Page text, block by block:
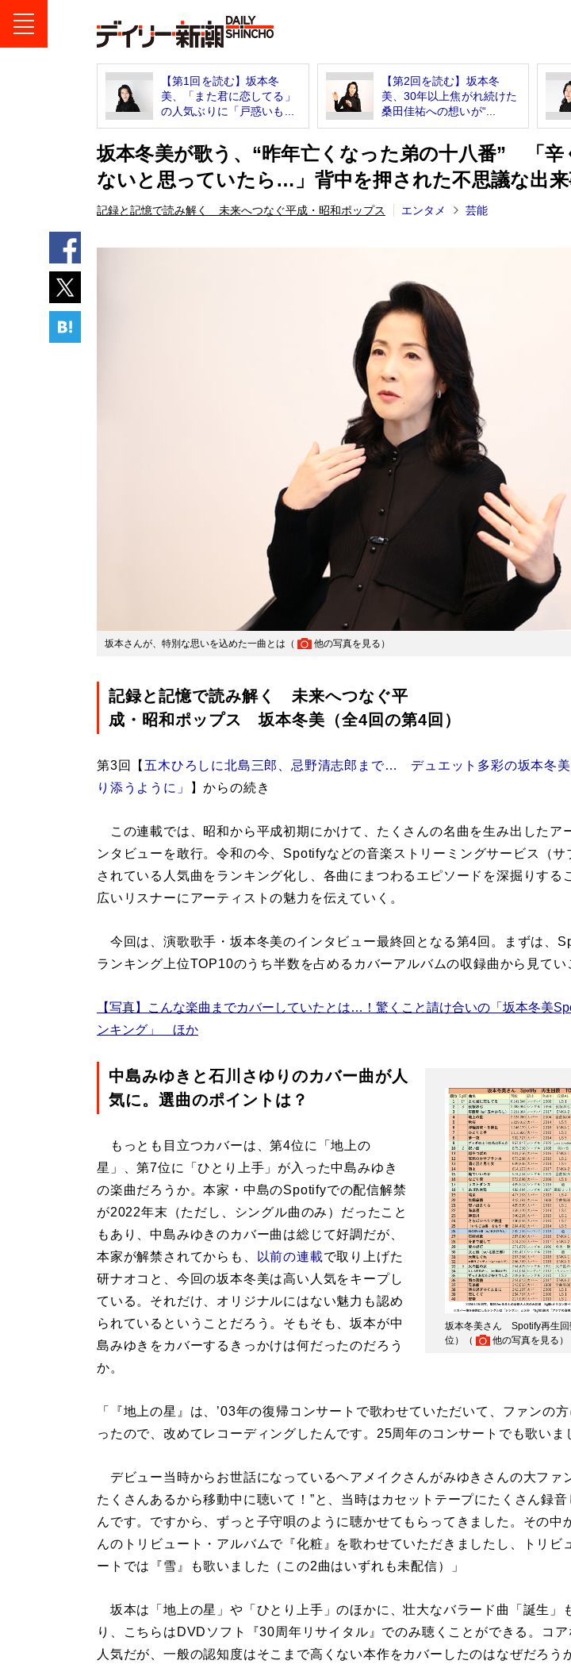
【第1回を読む】坂本冬
美、「また君に恋してる」
の人気ぶりに「戸惑いも...
【第2回を読む】坂本冬
美、30年以上焦がれ続けた
桑田佳祐への想いが“...
坂本冬美が歌う、“昨年亡くなった弟の十八番” 「辛
ないと思っていたら…」背中を押された不思議な出来
記録と記憶で読み解く 未来へつなぐ平成・昭和ポップス エンタメ 芸能
坂本さんが、特別な思いを込めた一曲とは（ 他の写真を見る ）
記録と記憶で読み解く 未来へつなぐ平
成・昭和ポップス 坂本冬美（全4回の第4回）
第3回【 五木ひろしに北島三郎、忌野清志郎まで… デュエット多彩の坂本冬
り添うように」
】からの続き
この連載では、昭和から平成初期にかけて、たくさんの名曲を生み出したア
ンタビューを敢行。令和の今、Spotifyなどの音楽ストリーミングサービス（サ
されている人気曲をランキング化し、各曲にまつわるエピソードを深掘りする
広いリスナーにアーティストの魅力を伝えていく。
今回は、演歌歌手・坂本冬美のインタビュー最終回となる第4回。まずは、
ランキング上位TOP10のうち半数を占めるカバーアルバムの収録曲から見てい
【写真】こんな楽曲までカバーしていたとは…！驚くこと請け合いの「坂本冬美
ンキング」 ほか
坂本冬美さん Spotify再生回
位）（
他の写真を見る ）
中島みゆきと石川さゆりのカバー曲が人
気に。選曲のポイントは？
もっとも目立つカバーは、第4位に「地上の
星」、第7位に「ひとり上手」が入った中島みゆき
の楽曲だろうか。本家・中島のSpotifyでの配信解禁
が2022年末（ただし、シングル曲のみ）だったこと
もあり、中島みゆきのカバー曲は総じて好調だが、
本家が解禁されてからも、
以前の連載で取り上げた
研ナオコと、今回の坂本冬美は高い人気をキープし
ている。それだけ、オリジナルにはない魅力も認め
られているということだろう。そもそも、坂本が中
島みゆきをカバーするきっかけは何だったのだろう
か。
「『地上の星』は、’03年の復帰コンサートで歌わせていただいて、ファンの
ったので、改めてレコーディングしたんです。25周年のコンサートでも歌いま
デビュー当時からお世話になっているヘアメイクさんがみゆきさんの大ファ
たくさんあるから移動中に聴いて！”と、当時はカセットテープにたくさん録音
んです。ですから、ずっと子守唄のように聴かせてもらってきました。その中
んのトリビュート・アルバムで『化粧』を歌わせていただきましたし、トリビ
ートでは『雪』も歌いました（この2曲はいずれも未配信）」
坂本は「地上の星」や「ひとり上手」のほかに、壮大なバラード曲「誕生」
り、こちらはDVDソフト『30周年リサイタル』でのみ聴くことができる。コ
人気だが、一般の認知度はそこまで高くない本作をカバーしたのはなぜだろう